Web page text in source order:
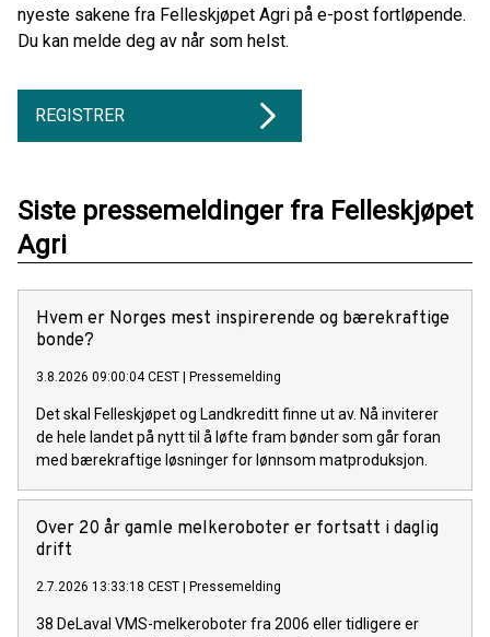
nyeste sakene fra Felleskjøpet Agri på e-post fortløpende.
Du kan melde deg av når som helst.
REGISTRER
Siste pressemeldinger fra Felleskjøpet
Agri
Hvem er Norges mest inspirerende og bærekraftige
bonde?
3.8.2026 09:00:04 CEST Pressemelding
Det skal Felleskjøpet og Landkreditt finne ut av. Nå inviterer
de hele landet på nytt til å løfte fram bønder som går foran
med bærekraftige løsninger for lønnsom matproduksjon.
Over 20 år gamle melkeroboter er fortsatt i daglig
drift
2.7.2026 13:33:18 CEST Pressemelding
38 DeLaval VMS-melkeroboter fra 2006 eller tidligere er